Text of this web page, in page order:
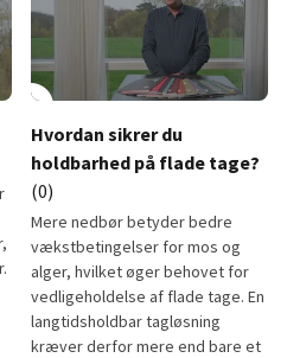
play_circleHvordan sikrer du
holdbarhed på flade tage?
(0)
Mere nedbør betyder bedre
vækstbetingelser for mos og
alger, hvilket øger behovet for
vedligeholdelse af flade tage. En
langtidsholdbar tagløsning
kræver derfor mere end bare et